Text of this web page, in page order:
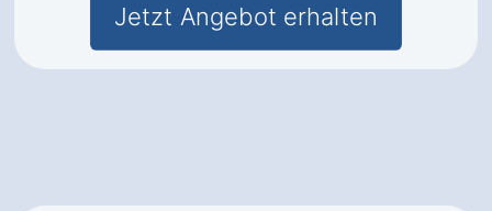
Jetzt Angebot erhalten